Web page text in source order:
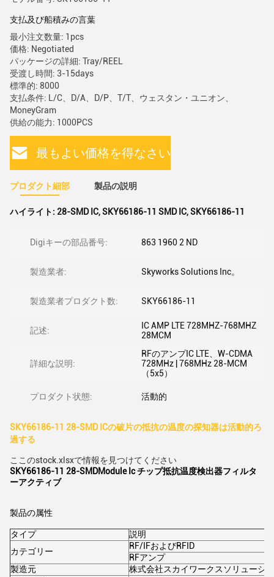
支払及び船積みの言葉
最小注文数量: 1pcs
価格: Negotiated
パッケージの詳細: Tray/REEL
受渡し時間: 3-15days
標準的: 8000
支払条件: L/C、D/A、D/P、T/T、ウェスタン・ユニオン、
MoneyGram
供給の能力: 1000PCS
最もよい価格を得なさい
プロダクト細部 製品の説明
ハイライト: 28-SMD IC,SKY66186-11 SMD IC,SKY66186-11
Digiキーの部品番号: 863 1960 2 ND
製造業者: Skyworks Solutions Inc。
製造業者プロダクト数: SKY66186-11
記述:
IC AMP LTE 728MHZ-768MHZ
28MCM
詳細な説明:
RFのアンプIC LTE、W-CDMA
728MHz | 768MHz 28-MCM
（5x5）
プロダクト状態: 活動的
SKY66186-11 28-SMD ICの破片の抵抗の温度の探知器は活動的ろ
過する
ここのstock.xlsxで情報を見つけてください
SKY66186-11 28-SMDModule Ic チップ抵抗温度検出器フィルタ
ーアクティブ
製品の属性
タイプ
説明
カテゴリー
RF/IFおよびRFID
RFアンプ
製造元
株式会社スカイワークスソリューシ